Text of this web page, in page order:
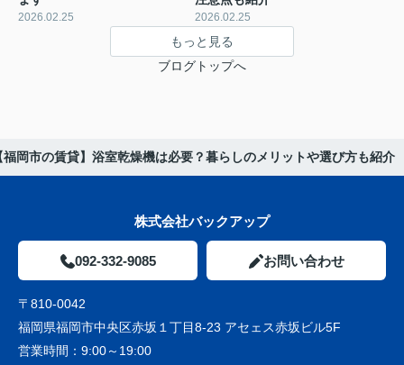
2026.02.25 2026.02.25
もっと見る
ブログトップへ
福岡市の賃貸】浴室乾燥機は必要？暮らしのメリットや選び方も紹介
株式会社バックアップ
092-332-9085 お問い合わせ
〒810-0042
福岡県福岡市中央区赤坂１丁目8-23 アセェス赤坂ビル5F
営業時間： 9:00～19:00